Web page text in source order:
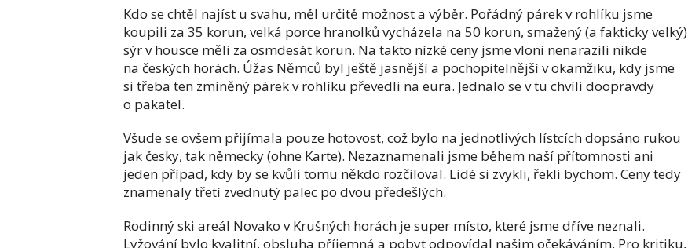
Kdo se chtěl najíst u svahu, měl určitě možnost a výběr. Pořádný párek v rohlíku jsme
koupili za 35 korun, velká porce hranolků vycházela na 50 korun, smažený (a fakticky velký)
sýr v housce měli za osmdesát korun. Na takto nízké ceny jsme vloni nenarazili nikde
na českých horách. Úžas Němců byl ještě jasnější a pochopitelnější v okamžiku, kdy jsme
si třeba ten zmíněný párek v rohlíku převedli na eura. Jednalo se v tu chvíli doopravdy
o pakatel.
Všude se ovšem přijímala pouze hotovost, což bylo na jednotlivých lístcích dopsáno rukou
jak česky, tak německy (ohne Karte). Nezaznamenali jsme během naší přítomnosti ani
jeden případ, kdy by se kvůli tomu někdo rozčiloval. Lidé si zvykli, řekli bychom. Ceny tedy
znamenaly třetí zvednutý palec po dvou předešlých.
Rodinný ski areál Novako v Krušných horách je super místo, které jsme dříve neznali.
Lyžování bylo kvalitní, obsluha příjemná a pobyt odpovídal našim očekáváním. Pro kritiku,